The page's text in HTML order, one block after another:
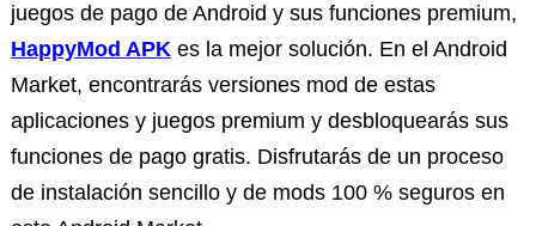
juegos de pago de Android y sus funciones premium,
HappyMod APKes la mejor solución. En el Android
Market, encontrarás versiones mod de estas
aplicaciones y juegos premium y desbloquearás sus
funciones de pago gratis. Disfrutarás de un proceso
de instalación sencillo y de mods 100 % seguros en